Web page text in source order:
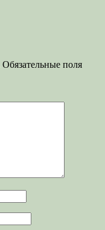
Обязательные поля